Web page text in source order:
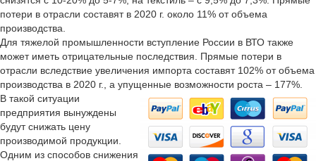
потери в отрасли составят в 2020 г. около 11% от объема
производства.
Для тяжелой промышленности вступление России в ВТО также
может иметь отрицательные последствия. Прямые потери в
отрасли вследствие увеличения импорта составят 102% от объема
производства в 2020 г., а упущенные возможности роста – 177%.
В такой ситуации
предприятия вынуждены
будут снижать цену
производимой продукции.
Одним из способов снижения